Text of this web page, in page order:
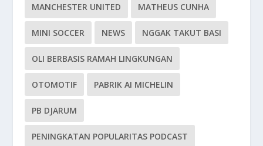
MANCHESTER UNITED MATHEUS CUNHA
MINI SOCCER NEWS NGGAK TAKUT BASI
OLI BERBASIS RAMAH LINGKUNGAN
OTOMOTIF PABRIK AI MICHELIN
PB DJARUM
PENINGKATAN POPULARITAS PODCAST